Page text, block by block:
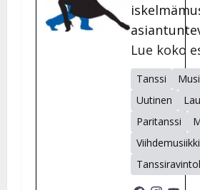
Lue koko
Tanssi
Uutinen
Paritanssi
Viihdemusiikki